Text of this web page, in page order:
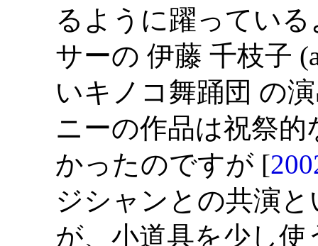
るように躍ってい
サーの 伊藤 千枝子
いキノコ舞踊団 の
ニーの作品は祝祭
かったのですが [
ジシャンとの共演
が、小道具を少し